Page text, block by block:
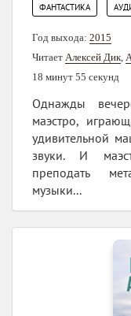
ФАНТАСТИКА
Год выхода: 2015
Читает Алексей Дик
18 минут 55 секунд
Однажды
маэстро,
удивительной
звуки. И
преподать
музыки...